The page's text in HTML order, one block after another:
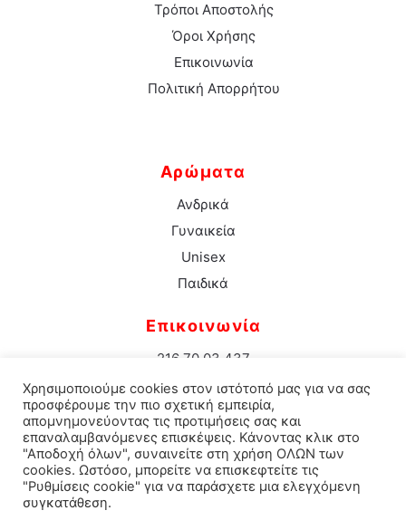
Τρόποι Αποστολής
Όροι Χρήσης
Επικοινωνία
Πολιτική Απορρήτου
Αρώματα
Ανδρικά
Γυναικεία
Unisex
Παιδικά
Επικοινωνία
216 70 03 437
info@aromacenter.gr
25ης Μαρτίου 1 Νέα Σμύρνη 171 21
© 2021 Aroma Center. All rights reserved.Κατασκευή
Χρησιμοποιούμε cookies στον ιστότοπό μας για να σας
προσφέρουμε την πιο σχετική εμπειρία,
απομνημονεύοντας τις προτιμήσεις σας και
επαναλαμβανόμενες επισκέψεις. Κάνοντας κλικ στο
"Αποδοχή όλων", συναινείτε στη χρήση ΟΛΩΝ των
cookies. Ωστόσο, μπορείτε να επισκεφτείτε τις
"Ρυθμίσεις cookie" για να παράσχετε μια ελεγχόμενη
συγκατάθεση.